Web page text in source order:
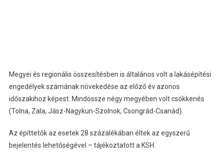
Megyei és regionális összesítésben is általános volt a lakásépítési
engedélyek számának növekedése az előző év azonos
időszakihoz képest. Mindössze négy megyében volt csökkenés
(Tolna, Zala, Jász-Nagykun-Szolnok, Csongrád-Csanád).
Az építtetők az esetek 28 százalékában éltek az egyszerű
bejelentés lehetőségével – tájékoztatott a KSH.